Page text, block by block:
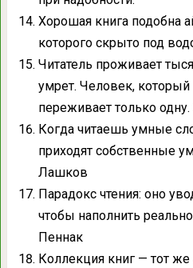
Хорошая книга подобна
которого скрыто под
Читатель проживает
умрет. Человек, который
переживает только
Когда читаешь умные
приходят собственные
Лашков
Парадокс чтения: оно
чтобы наполнить
Пеннак
Коллекция книг — тот